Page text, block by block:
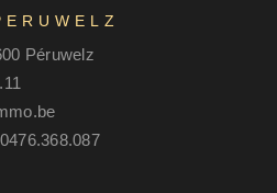
Péruwelz